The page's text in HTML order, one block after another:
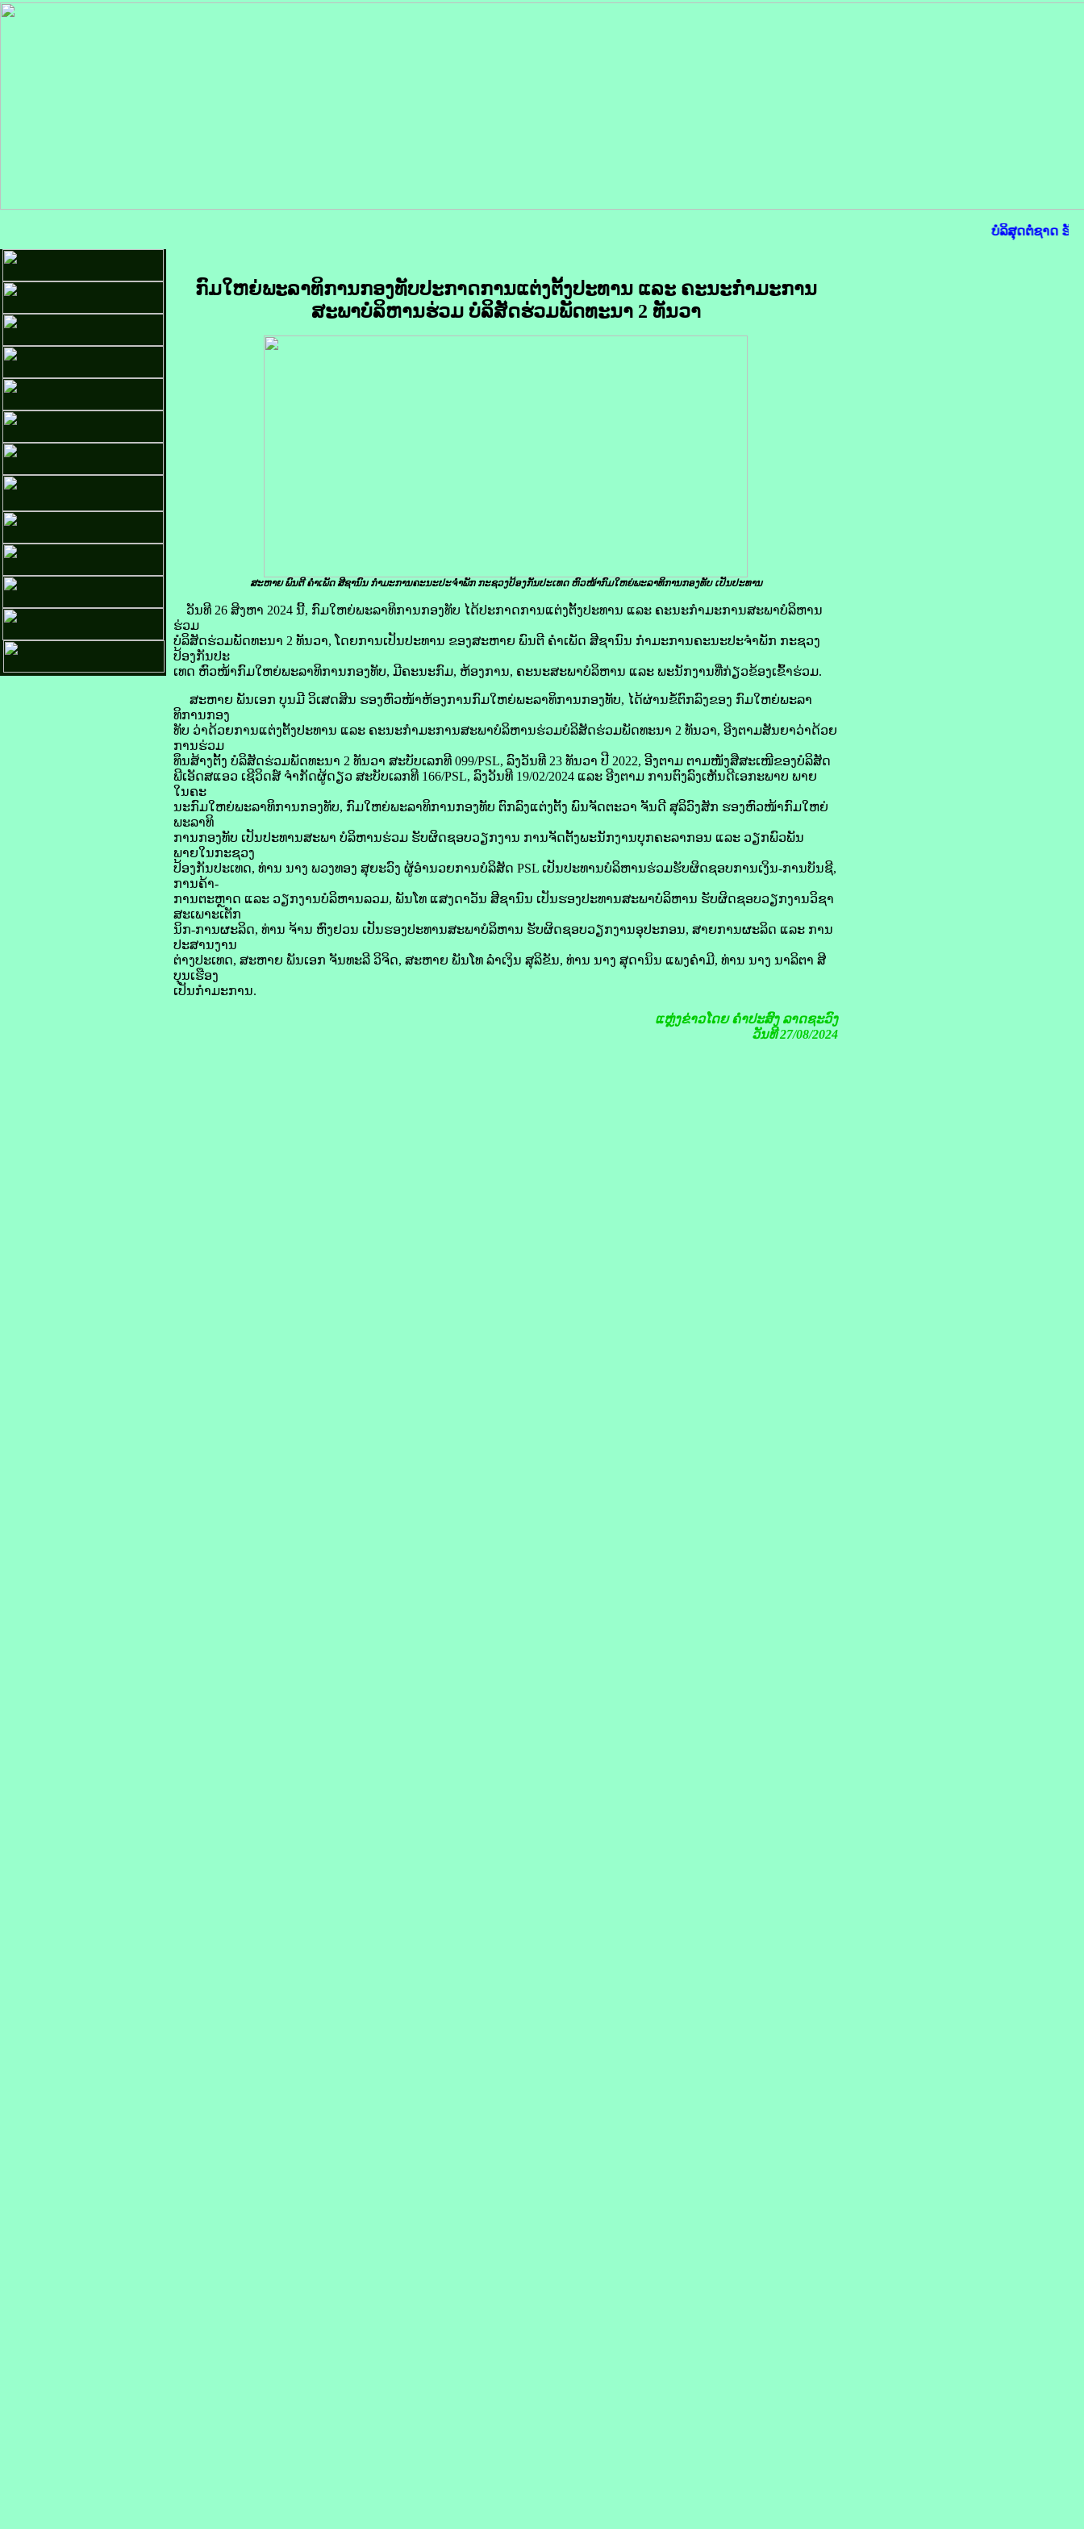
ບໍລິສຸດຕໍ່ຊາດ ຮັບ
ກົມໃຫຍ່ພະລາທິການກອງທັບປະກາດການແຕ່ງຕັ້ງປະທານ ແລະ ຄະນະກຳມະການ
ສະພາບໍລິຫານຮ່ວມ ບໍລິສັດຮ່ວມພັດທະນາ 2 ທັນວາ
ສະຫາຍ ພົນຕີ ຄໍາເພັດ ສີຊານົນ ກໍາມະການຄະນະປະຈໍາພັກ ກະຊວງປ້ອງກັນປະເທດ ຫົວໜ້າກົມໃຫຍ່ພະລາທິການກອງທັບ ​ເປັນ​ປະທານ
ວັນທີ 26 ສິງຫາ 2024 ນີ້, ກົມໃຫຍ່ພະລາທິການກອງທັບ ໄດ້ປະກາດການແຕ່ງຕັ້ງປະທານ ແລະ ຄະນະກຳມະການສະພາບໍລິຫານ
ຮ່ວມ
ບໍລິສັດຮ່ວມພັດທະນາ 2 ທັນວາ, ໂດຍການເປັນປະທານ ຂອງສະຫາຍ ພົນຕີ ຄໍາເພັດ ສີຊານົນ ກໍາມະການຄະນະປະຈໍາພັກ ກະຊວງ
ປ້ອງກັນປະ
ເທດ ຫົວໜ້າກົມໃຫຍ່ພະລາທິການກອງທັບ, ມີຄະນະກົມ, ຫ້ອງການ, ຄະນະສະພາບໍລິຫານ ແລະ ພະນັກງານທີ່ກ່ຽວຂ້ອງເຂົ້າຮ່ວມ.
ສະຫາຍ ພັນເອກ ບຸນມີ ວິເສດສິນ ຮອງຫົວໜ້າຫ້ອງການກົມໃຫຍ່ພະລາທິການກອງທັບ, ໄດ້ຜ່ານຂໍ້ຕົກລົງຂອງ ກົມໃຫຍ່ພະລາ
ທິການກອງ
ທັບ ວ່າດ້ວຍການແຕ່ງຕັ້ງປະທານ ແລະ ຄະນະກຳມະການສະພາບໍລິຫານຮ່ວມບໍລິສັດຮ່ວມພັດທະນາ 2 ທັນວາ, ອີງຕາມສັນຍາວ່າດ້ວຍ
ການຮ່ວມ
ທຶນສ້າງຕັ້ງ ບໍລິສັດຮ່ວມພັດທະນາ 2 ທັນວາ ສະບັບເລກທີ 099/PSL, ລົງວັນທີ 23 ທັນວາ ປີ 2022, ອີງຕາມ ຕາມໜັງສືສະເໜີຂອງບໍລິສັດ
ພີເອັດສແອວ ເຊີວິດສ໌ ຈຳກັດຜູ້ດຽວ ສະບັບເລກທີ 166/PSL, ລົງວັນທີ 19/02/2024 ແລະ ອີງຕາມ ການຕົງລົງເຫັນດີເອກະພາບ ພາຍ
ໃນຄະ
ນະກົມໃຫຍ່ພະລາທິການກອງທັບ, ກົມໃຫຍ່ພະລາທິການກອງທັບ ຕົກລົງແຕ່ງຕັ້ງ ພົນຈັດຕະວາ ຈັນດີ ສຸລິວົງສັກ ຮອງຫົວໜ້າກົມໃຫຍ່
ພະລາທິ
ການກອງທັບ ເປັນປະທານສະພາ ບໍລິຫານຮ່ວມ ຮັບຜິດຊອບວຽກງານ ການຈັດຕັ້ງພະນັກງານບຸກຄະລາກອນ ແລະ ວຽກພົວພັນ
ພາຍໃນກະຊວງ
ປ້ອງກັນປະເທດ, ທ່ານ ນາງ ພວງທອງ ສຸຍະວົງ ຜູ້ອໍານວຍການບໍລິສັດ PSL ເປັນປະທານບໍລິຫານຮ່ວມຮັບຜິດຊອບການເງິນ-ການບັນຊີ,
ການຄ້າ-
ການຕະຫຼາດ ແລະ ວຽກງານບໍລິຫານລວມ, ພັນໂທ ແສງດາວັນ ສີຊານົນ ເປັນຮອງປະທານສະພາບໍລິຫານ ຮັບຜິດຊອບວຽກງານວິຊາ
ສະເພາະເຕັກ
ນິກ-ການຜະລິດ, ທ່ານ ຈ້ານ ຫົງຢວນ ເປັນຮອງປະທານສະພາບໍລິຫານ ຮັບຜິດຊອບວຽກງານອຸປະກອນ, ສາຍການຜະລິດ ແລະ ການ
ປະສານງານ
ຕ່າງປະເທດ, ສະຫາຍ ພັນເອກ ຈັນທະລີ ວິຈິດ, ສະຫາຍ ພັນໂທ ລຳເງິນ ສຸລິຂັນ, ທ່ານ ນາງ ສຸດານິນ ແພງຄຳມີ, ທ່ານ ນາງ ນາລິຕາ ສີ
ບຸນເຮືອງ
ເປັນກຳມະການ.
ແຫຼ່ງຂ່າວໂດຍຄໍາປະສົງ ລາດຊະວົງ
ວັນທີ 27/08/2024